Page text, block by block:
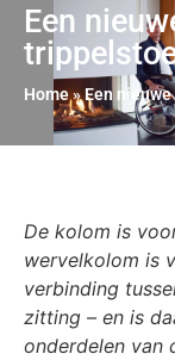
Een
Home»Een
De kolom is
wervelkolom is
verbinding
zitting – en is
onderdelen van